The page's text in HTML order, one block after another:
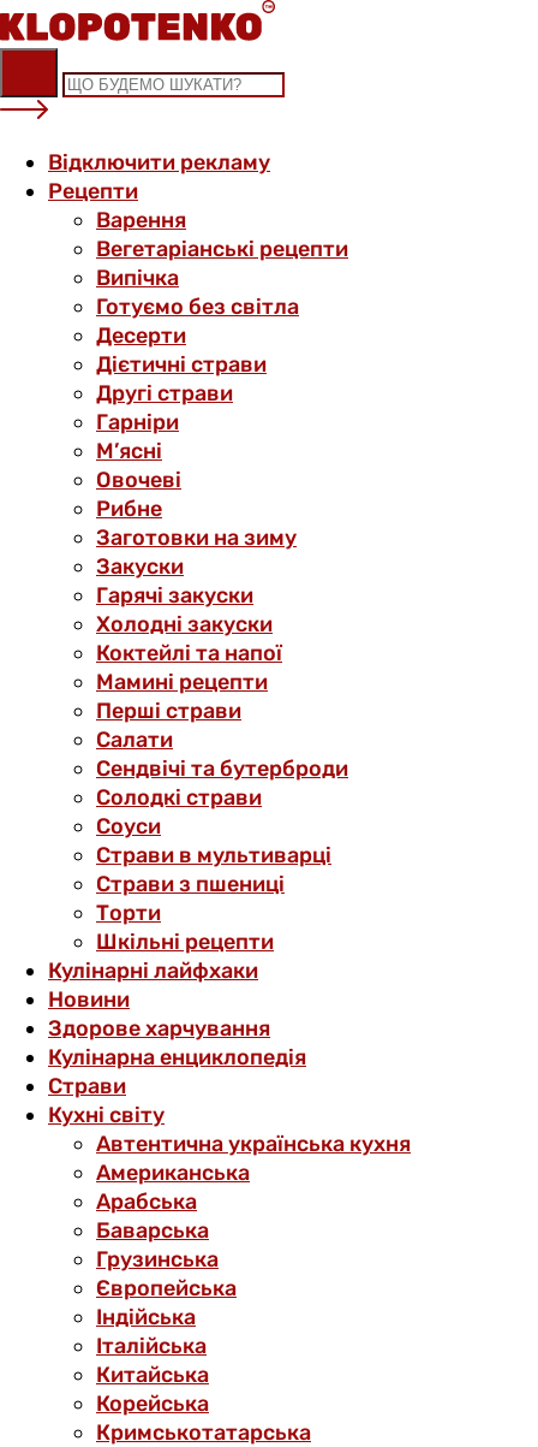
Skip
to
content
Відключити рекламу
Рецепти
Варення
Вегетаріанські рецепти
Випічка
Готуємо без світла
Десерти
Дієтичні страви
Другі страви
Гарніри
М’ясні
Овочеві
Рибне
Заготовки на зиму
Закуски
Гарячі закуски
Холодні закуски
Коктейлі та напої
Мамині рецепти
Перші страви
Салати
Сендвічі та бутерброди
Солодкі страви
Соуси
Страви в мультиварці
Страви з пшениці
Торти
Шкільні рецепти
Кулінарні лайфхаки
Новини
Здорове харчування
Кулінарна енциклопедія
Страви
Кухні світу
Автентична українська кухня
Американська
Арабська
Баварська
Грузинська
Європейська
Індійська
Італійська
Китайська
Корейська
Кримськотатарська